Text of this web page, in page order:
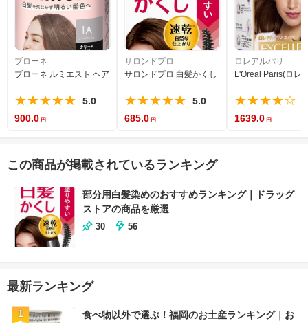
ブローネ
ブローネ ルミエスト ヘアカラー 1A クールアッシュ [医薬部外品] 白髪を気に
★★★★★
5.0
900.0
サロンドプロ
サロンドプロ 白髪かくし カラーオンリタッチ ダ
★★★★★
5.0
685.0
ロレアルパリ
L'Oreal Paris(ロレ
★★★★☆
1639.0
この商品が掲載されているランキング
部分用白髪染めのおすすめランキング｜ドラッグ
ストアの商品を厳選
30 56
最新ランキング
1
食べ物以外で選ぶ！福岡のお土産ランキング｜お